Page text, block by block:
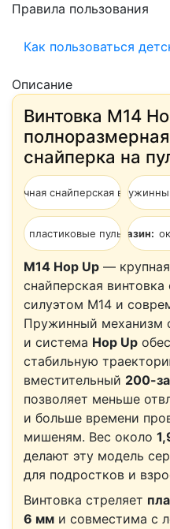
Правила пользования
Как пользоваться
Описание
Винтовка M14
снайперка на
снайперская винтовка
Механизм:
пластиковые пульки 6 мм
Магазин:
M14 Hop Up —
снайперская
силуэтом M14 и
Пружинный механизм
и система Hop Up
стабильную
вместительный 200-
позволяет меньше
и больше времени
мишеням. Вес около
делают эту модель
для подростков и
Винтовка стреляет
6 мм и совместима с